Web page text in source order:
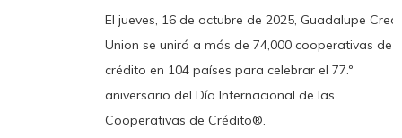
El jueves, 16 de octubre de 2025, Guadalupe
Union se unirá a más de 74,000 cooperativas de
crédito en 104 países para celebrar el 77.º
aniversario del Día Internacional de las
Cooperativas de Crédito®.